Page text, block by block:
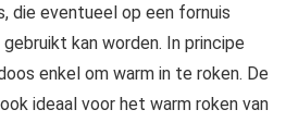
die eventueel op een fornuis
kan worden. In principe
enkel om warm in te roken. De
ideaal voor het warm roken van